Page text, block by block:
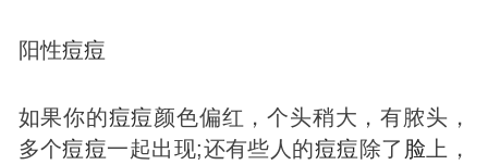
阳性痘痘
如果你的痘痘颜色偏红，个头稍大，有脓头，
多个痘痘一起出现;还有些人的痘痘除了 脸 上，